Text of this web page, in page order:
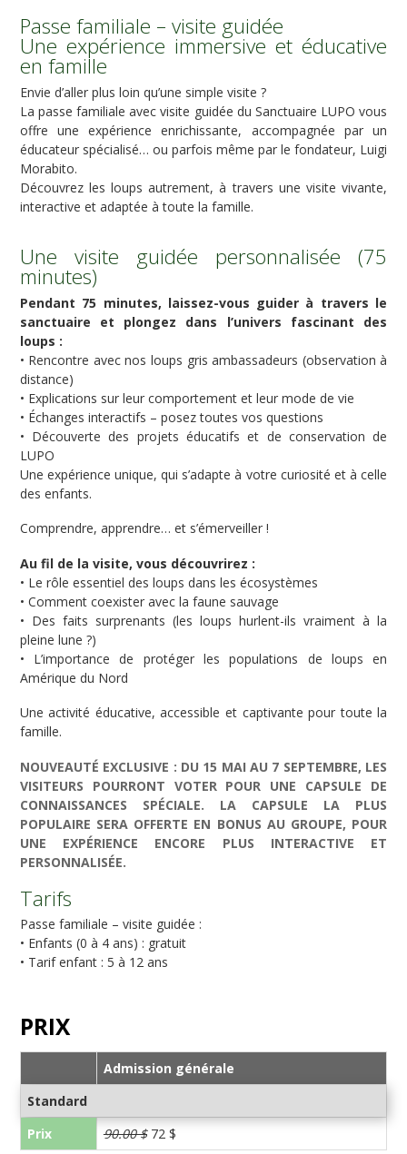
Passe familiale – visite guidée
Une expérience immersive et éducative
en famille
Envie d’aller plus loin qu’une simple visite ?
La passe familiale avec visite guidée du Sanctuaire LUPO vous
offre une expérience enrichissante, accompagnée par un
éducateur spécialisé… ou parfois même par le fondateur, Luigi
Morabito.
Découvrez les loups autrement, à travers une visite vivante,
interactive et adaptée à toute la famille.
Une visite guidée personnalisée (75
minutes)
Pendant 75 minutes, laissez-vous guider à travers le
sanctuaire et plongez dans l’univers fascinant des
loups :
• Rencontre avec nos loups gris ambassadeurs (observation à
distance)
• Explications sur leur comportement et leur mode de vie
• Échanges interactifs – posez toutes vos questions
• Découverte des projets éducatifs et de conservation de
LUPO
Une expérience unique, qui s’adapte à votre curiosité et à celle
des enfants.
Comprendre, apprendre… et s’émerveiller !
Au fil de la visite, vous découvrirez :
• Le rôle essentiel des loups dans les écosystèmes
• Comment coexister avec la faune sauvage
• Des faits surprenants (les loups hurlent-ils vraiment à la
pleine lune ?)
• L’importance de protéger les populations de loups en
Amérique du Nord
Une activité éducative, accessible et captivante pour toute la
famille.
NOUVEAUTÉ EXCLUSIVE : DU 15 MAI AU 7 SEPTEMBRE, LES
VISITEURS POURRONT VOTER POUR UNE CAPSULE DE
CONNAISSANCES SPÉCIALE. LA CAPSULE LA PLUS
POPULAIRE SERA OFFERTE EN BONUS AU GROUPE, POUR
UNE EXPÉRIENCE ENCORE PLUS INTERACTIVE ET
PERSONNALISÉE.
Tarifs
Passe familiale – visite guidée :
• Enfants (0 à 4 ans) : gratuit
• Tarif enfant : 5 à 12 ans
PRIX
Admission générale
Standard
Prix
90.00 $72 $